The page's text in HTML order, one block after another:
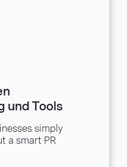
und Tools
Ereignissen
simply
a smart PR